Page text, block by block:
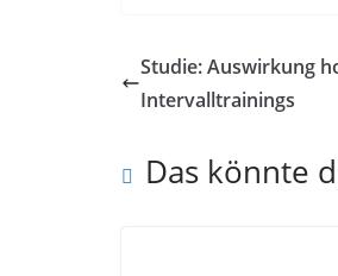
Studie: Auswirkung
Intervalltrainings
Das könnte